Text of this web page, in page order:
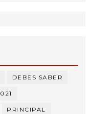
DEBES SABER
PRINCIPAL